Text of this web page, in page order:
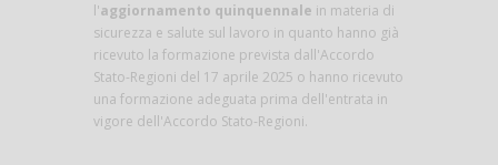
l'aggiornamento quinquennale in materia di
sicurezza e salute sul lavoro in quanto hanno già
ricevuto la formazione prevista dall'Accordo
Stato-Regioni del 17 aprile 2025 o hanno ricevuto
una formazione adeguata prima dell'entrata in
vigore dell'Accordo Stato-Regioni.